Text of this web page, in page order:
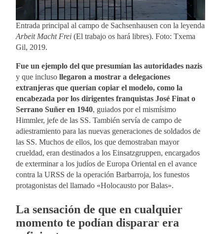
Entrada principal al campo de Sachsenhausen con la leyenda
Arbeit Macht Frei (El trabajo os hará libres). Foto: Txema
Gil, 2019.
Fue un ejemplo del que presumían las autoridades nazis
y que incluso llegaron a mostrar a delegaciones
extranjeras que querían copiar el modelo, como la
encabezada por los dirigentes franquistas José Finat o
Serrano Suñer en 1940, guiados por el mismísimo
Himmler, jefe de las SS. También servía de campo de
adiestramiento para las nuevas generaciones de soldados de
las SS. Muchos de ellos, los que demostraban mayor
crueldad, eran destinados a los Einsatzgruppen, encargados
de exterminar a los judíos de Europa Oriental en el avance
contra la URSS de la operación Barbarroja, los funestos
protagonistas del llamado «Holocausto por Balas».
La sensación de que en cualquier
momento te podían disparar era